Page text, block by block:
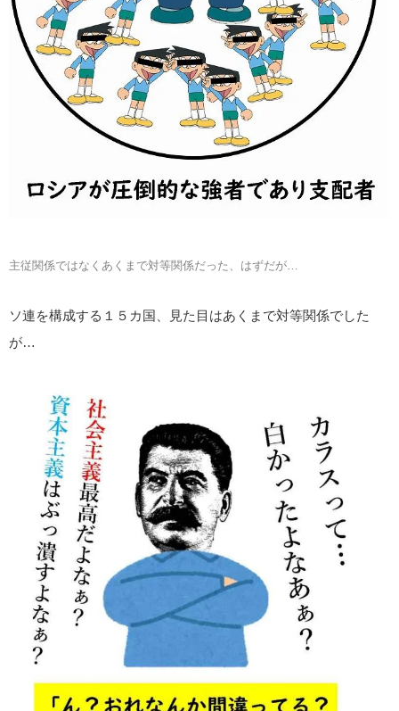
主従関係ではなくあくまで対等関係だった、はずだが…
ソ連を構成する１５カ国、見た目はあくまで対等関係でした
が…